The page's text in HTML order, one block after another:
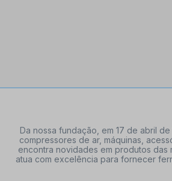
Da nossa fundação, em 17 de abril
compressores de ar, máquinas,
encontra novidades em produtos das
atua com excelência para fornecer